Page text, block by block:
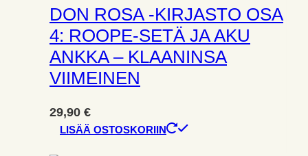
DON ROSA -KIRJASTO OSA
4: ROOPE-SETÄ JA AKU
ANKKA – KLAANINSA
VIIMEINEN
29,90 €
LISÄÄ OSTOSKORIIN